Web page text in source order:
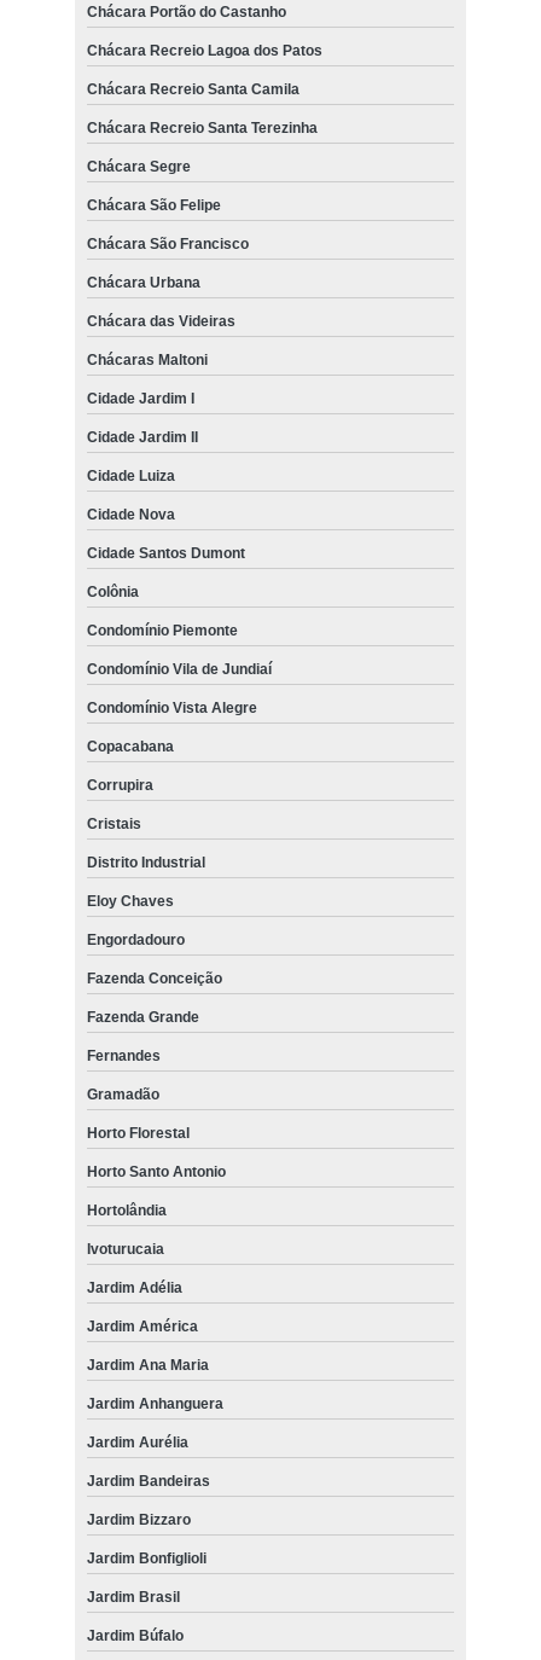
Chácara Portão do Castanho
Chácara Recreio Lagoa dos Patos
Chácara Recreio Santa Camila
Chácara Recreio Santa Terezinha
Chácara Segre
Chácara São Felipe
Chácara São Francisco
Chácara Urbana
Chácara das Videiras
Chácaras Maltoni
Cidade Jardim I
Cidade Jardim II
Cidade Luiza
Cidade Nova
Cidade Santos Dumont
Colônia
Condomínio Piemonte
Condomínio Vila de Jundiaí
Condomínio Vista Alegre
Copacabana
Corrupira
Cristais
Distrito Industrial
Eloy Chaves
Engordadouro
Fazenda Conceição
Fazenda Grande
Fernandes
Gramadão
Horto Florestal
Horto Santo Antonio
Hortolândia
Ivoturucaia
Jardim Adélia
Jardim América
Jardim Ana Maria
Jardim Anhanguera
Jardim Aurélia
Jardim Bandeiras
Jardim Bizzaro
Jardim Bonfiglioli
Jardim Brasil
Jardim Búfalo